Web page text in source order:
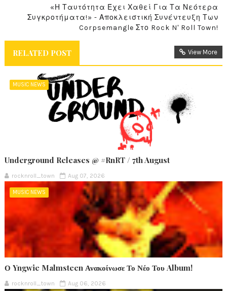
«Η Ταυτότητα Έχει Χαθεί Για Τα Νεότερα
Συγκροτήματα!» - Αποκλειστική Συνέντευξη Των
Corpsemangle Στο Rock N' Roll Town!
RELATED POST View More
MUSIC NEWS
Underground Releases @ #RnRT / 7th August
rocknroll_town Aug 07, 2026
MUSIC NEWS
Ο Yngwie Malmsteen Ανακοίνωσε Το Νέο Του Album!
rocknroll_town Aug 06, 2026